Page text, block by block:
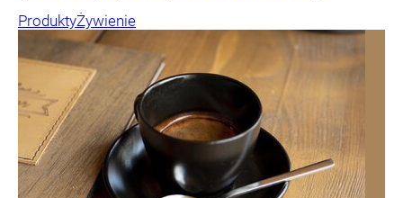
ProduktyŻywienie